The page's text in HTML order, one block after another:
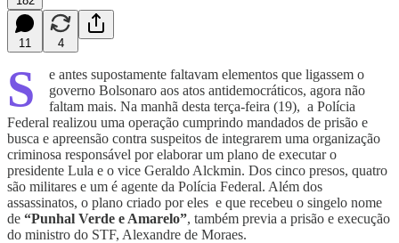
11 4
S
e antes supostamente faltavam elementos que ligassem o
governo Bolsonaro aos atos antidemocráticos, agora não
faltam mais. Na manhã desta terça-feira (19), a Polícia
Federal realizou uma operação cumprindo mandados de prisão e
busca e apreensão contra suspeitos de integrarem uma organização
criminosa responsável por elaborar um plano de executar o
presidente Lula e o vice Geraldo Alckmin. Dos cinco presos, quatro
são militares e um é agente da Polícia Federal. Além dos
assassinatos, o plano criado por eles e que recebeu o singelo nome
de “Punhal Verde e Amarelo”, também previa a prisão e execução
do ministro do STF, Alexandre de Moraes.